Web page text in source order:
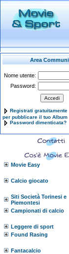
Area
Nome utente:
Password:
Registrati gratuitamente
per pubblicare il tuo Album
Password dimenticata?
Movie Easy
Calcio giocato
Siti Società Torinesi e
Piemontesi
Campionati di calcio
Leggere di sport
Found Rasing
Fantacalcio